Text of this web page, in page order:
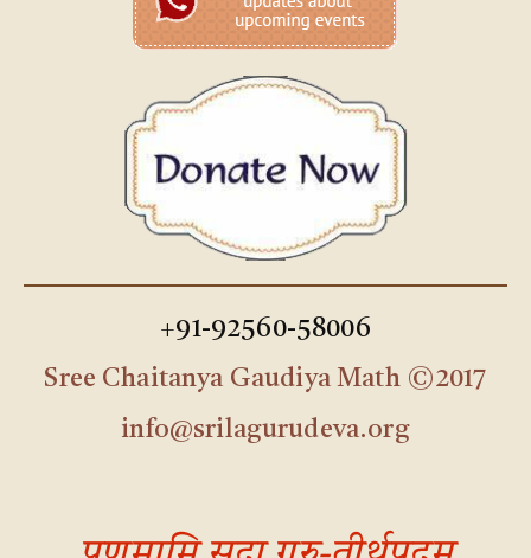
+91-92560-58006
Sree Chaitanya Gaudiya Math ©2017
info@srilagurudeva.org